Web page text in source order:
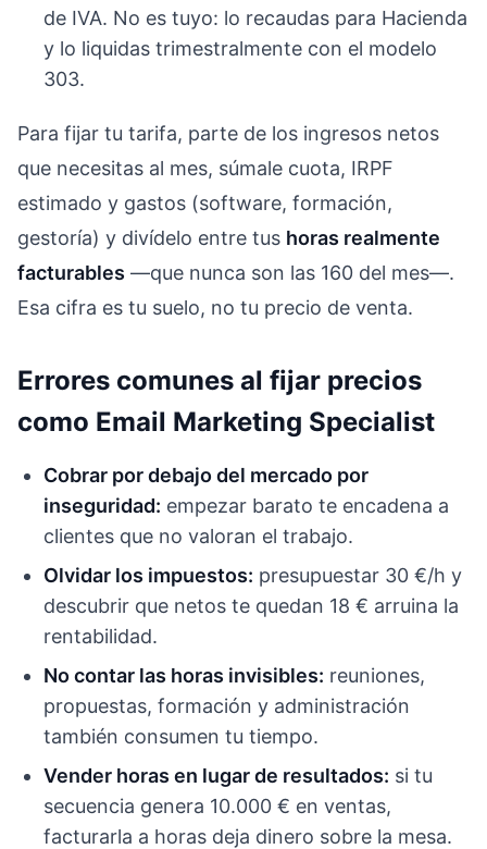
de IVA. No es tuyo: lo recaudas para Hacienda
y lo liquidas trimestralmente con el modelo
303.
Para fijar tu tarifa, parte de los ingresos netos
que necesitas al mes, súmale cuota, IRPF
estimado y gastos (software, formación,
gestoría) y divídelo entre tus horas realmente
facturables —que nunca son las 160 del mes—.
Esa cifra es tu suelo, no tu precio de venta.
Errores comunes al fijar precios
como Email Marketing Specialist
Cobrar por debajo del mercado por
inseguridad: empezar barato te encadena a
clientes que no valoran el trabajo.
Olvidar los impuestos: presupuestar 30 €/h y
descubrir que netos te quedan 18 € arruina la
rentabilidad.
No contar las horas invisibles: reuniones,
propuestas, formación y administración
también consumen tu tiempo.
Vender horas en lugar de resultados: si tu
secuencia genera 10.000 € en ventas,
facturarla a horas deja dinero sobre la mesa.